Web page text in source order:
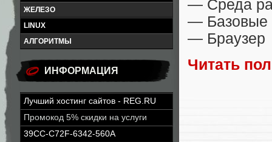
ЖЕЛЕЗО
LINUX
АЛГОРИТМЫ
ИНФОРМАЦИЯ
Лучший хостинг сайтов - REG.RU
Промокод 5% скидки на услуги
39CC-C72F-6342-560A
— Среда
— Базовые
— Браузер
Читать